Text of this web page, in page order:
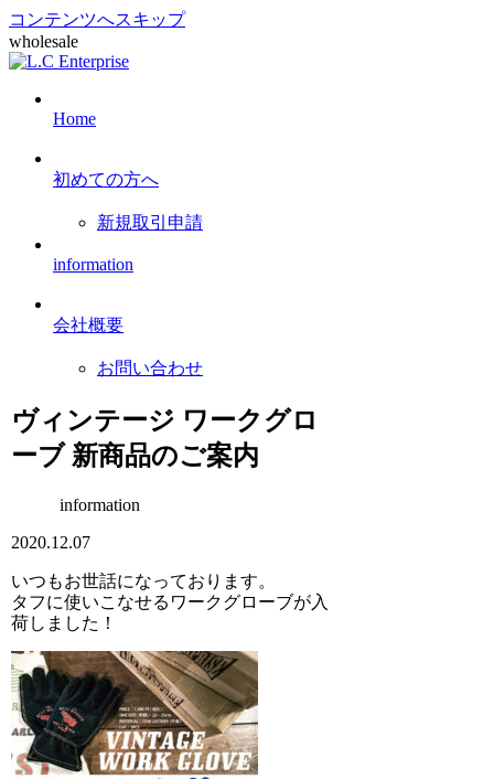
コンテンツへスキップ
wholesale
Home
初めての方へ
新規取引申請
information
会社概要
お問い合わせ
ヴィンテージ ワークグロ
ーブ 新商品のご案内
information
2020.12.07
いつもお世話になっております。
タフに使いこなせるワークグローブが入
荷しました！